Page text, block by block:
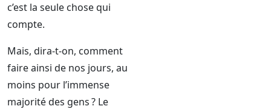
c’est la seule chose qui
compte.
Mais, dira-t-on, comment
faire ainsi de nos jours, au
moins pour l’immense
majorité des gens ? Le